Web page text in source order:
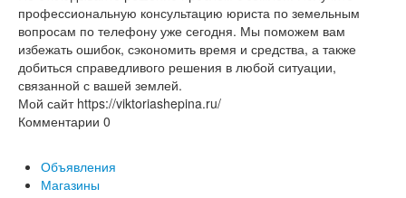
профессиональную консультацию юриста по земельным
вопросам по телефону уже сегодня. Мы поможем вам
избежать ошибок, сэкономить время и средства, а также
добиться справедливого решения в любой ситуации,
связанной с вашей землей.
Мой сайт https://viktoriashepina.ru/
Комментарии 0
Объявления
Магазины